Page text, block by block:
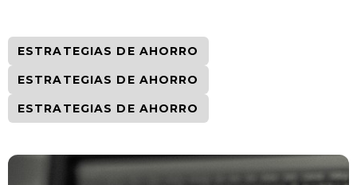
ESTRATEGIAS DE AHORRO
ESTRATEGIAS DE AHORRO
ESTRATEGIAS DE AHORRO